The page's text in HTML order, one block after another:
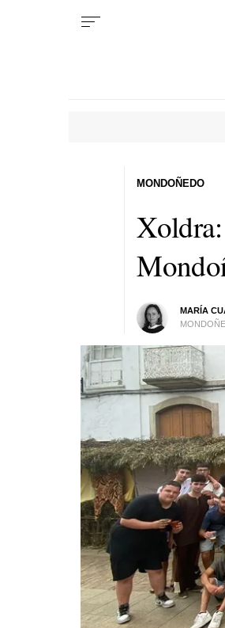
Xoldra:
MARÍA
MONDOÑEDO